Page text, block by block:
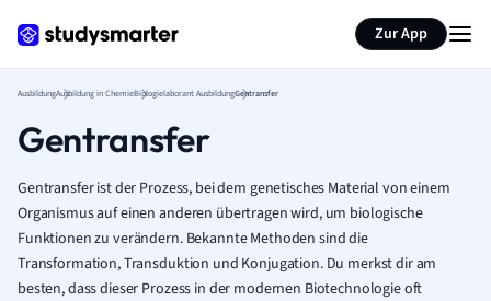
Zur App
AusbildungAusbildung in ChemieBiologielaborant AusbildungGentransfer
Gentransfer
Gentransfer ist der Prozess, bei dem genetisches Material von einem
Organismus auf einen anderen übertragen wird, um biologische
Funktionen zu verändern. Bekannte Methoden sind die
Transformation, Transduktion und Konjugation. Du merkst dir am
besten, dass dieser Prozess in der modernen Biotechnologie oft